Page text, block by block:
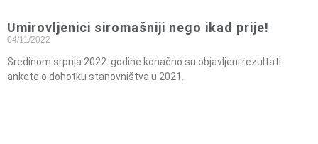
Umirovljenici siromašniji nego ikad prije!
04/11/2022
Sredinom srpnja 2022. godine konačno su objavljeni rezultati
ankete o dohotku stanovništva u 2021.